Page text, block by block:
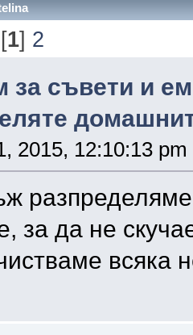
1] 2
за съвети и
2015, 12:10:13 pm
разпределяме
за да не
всяка